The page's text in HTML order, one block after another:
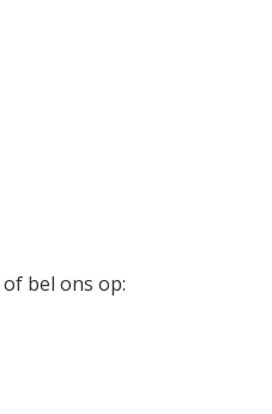
of bel ons op: